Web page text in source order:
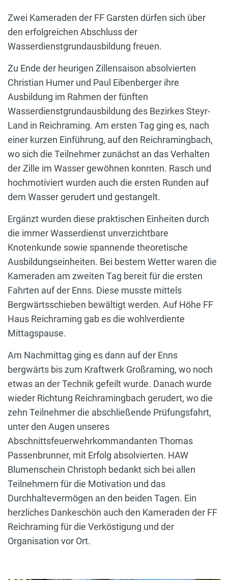
Zwei Kameraden der FF Garsten dürfen sich über
den erfolgreichen Abschluss der
Wasserdienstgrundausbildung freuen.
Zu Ende der heurigen Zillensaison absolvierten
Christian Humer und Paul Eibenberger ihre
Ausbildung im Rahmen der fünften
Wasserdienstgrundausbildung des Bezirkes Steyr-
Land in Reichraming. Am ersten Tag ging es, nach
einer kurzen Einführung, auf den Reichramingbach,
wo sich die Teilnehmer zunächst an das Verhalten
der Zille im Wasser gewöhnen konnten. Rasch und
hochmotiviert wurden auch die ersten Runden auf
dem Wasser gerudert und gestangelt.
Ergänzt wurden diese praktischen Einheiten durch
die immer Wasserdienst unverzichtbare
Knotenkunde sowie spannende theoretische
Ausbildungseinheiten. Bei bestem Wetter waren die
Kameraden am zweiten Tag bereit für die ersten
Fahrten auf der Enns. Diese musste mittels
Bergwärtsschieben bewältigt werden. Auf Höhe FF
Haus Reichraming gab es die wohlverdiente
Mittagspause.
Am Nachmittag ging es dann auf der Enns
bergwärts bis zum Kraftwerk Großraming, wo noch
etwas an der Technik gefeilt wurde. Danach wurde
wieder Richtung Reichramingbach gerudert, wo die
zehn Teilnehmer die abschließende Prüfungsfahrt,
unter den Augen unseres
Abschnittsfeuerwehrkommandanten Thomas
Passenbrunner, mit Erfolg absolvierten. HAW
Blumenschein Christoph bedankt sich bei allen
Teilnehmern für die Motivation und das
Durchhaltevermögen an den beiden Tagen. Ein
herzliches Dankeschön auch den Kameraden der FF
Reichraming für die Verköstigung und der
Organisation vor Ort.